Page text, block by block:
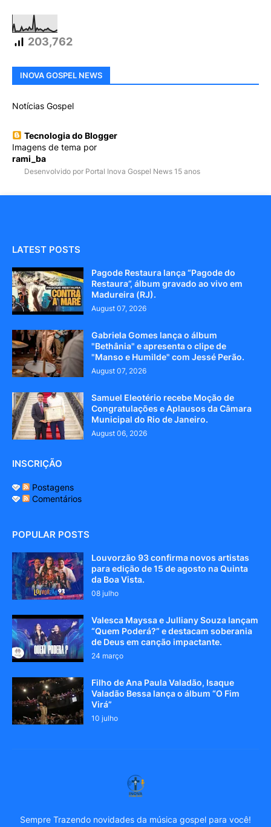
203,762
INOVA GOSPEL NEWS
Notícias Gospel
Tecnologia do Blogger
Imagens de tema por
rami_ba
Desenvolvido por Portal Inova Gospel News 15 anos
LATEST POSTS
Pagode Restaura lança “Pagode do
Restaura”, álbum gravado ao vivo em
Madureira (RJ).
August 07, 2026
Gabriela Gomes lança o álbum
"Bethânia" e apresenta o clipe de
"Manso e Humilde" com Jessé Perão.
August 07, 2026
Samuel Eleotério recebe Moção de
Congratulações e Aplausos da Câmara
Municipal do Rio de Janeiro.
August 06, 2026
INSCRIÇÃO
Postagens
Comentários
POPULAR POSTS
Louvorzão 93 confirma novos artistas
para edição de 15 de agosto na Quinta
da Boa Vista.
08 julho
Valesca Mayssa e Julliany Souza lançam
“Quem Poderá?” e destacam soberania
de Deus em canção impactante.
24 março
Filho de Ana Paula Valadão, Isaque
Valadão Bessa lança o álbum “O Fim
Virá”
10 julho
Sempre Trazendo novidades da música gospel para você!